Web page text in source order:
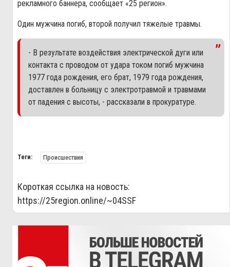
рекламного баннера, сообщает «25 регион».
Один мужчина погиб, второй получил тяжелые травмы.
- В результате воздействия электрической дуги или
контакта с проводом от удара током погиб мужчина
1977 года рождения, его брат, 1979 года рождения,
доставлен в больницу с электротравмой и травмами
от падения с высоты, - рассказали в прокуратуре.
Теги: Происшествия
Короткая ссылка на новость:
https://25region.online/~04SSF